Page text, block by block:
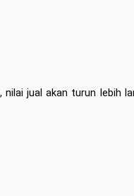
jual akan turun lebih